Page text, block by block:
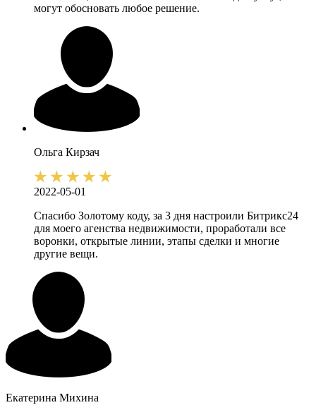
могут обосновать любое решение.
Ольга Кирзач
2022-05-01
Спасибо Золотому коду, за 3 дня настроили Битрикс24
для моего агенства недвижимости, проработали все
воронки, открытые линии, этапы сделки и многие
другие вещи.
Екатерина Михина